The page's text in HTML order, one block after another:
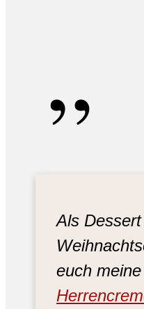
„
Als
euch meine